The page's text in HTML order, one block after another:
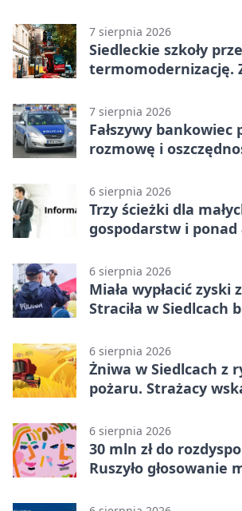
7 sierpnia 2026
Siedleckie szkoły
termomodernizację.
7 sierpnia 2026
Fałszywy bankowiec
rozmowę i
6 sierpnia 2026
Trzy ścieżki dla
gospodarstw i ponad
6 sierpnia 2026
Miała wypłacić zyski
Straciła w Siedlcach
6 sierpnia 2026
Żniwa w Siedlcach z
pożaru. Strażacy
6 sierpnia 2026
30 mln zł do
Ruszyło głosowanie